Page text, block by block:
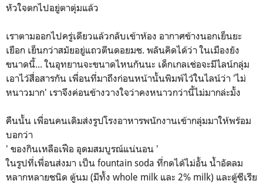
หัวใจตกไปอยู่ตาตุ่มแล้ว
เราตามออกไปครู่เดียวแล้วกลับเข้าห้อง อากาศข้างนอกเย็นยะ
เยือก เย็นกว่าสมัยอยู่แถวตีนดอยมช. พลันคิดได้ว่า ในเมืองยัง
ขนาดนี้... ในอุทยานจะขนาดไหนกันนะ เด็กเกลเช่อจะมีไลน์กลุ่ม
เอาไว้สื่อสารกัน เพื่อนที่มาถึงก่อนหน้านั้นพิมพ์ไว้ในไลน์ว่า 'ไม่
หนาวมาก' เราจึงค่อนข้างวางใจว่าคงหนาวกว่านี้ไม่มากล่ะมั้ง
คืนนั้น เพื่อนคนเดิมส่งรูปโรงอาหารพนักงานเข้ากลุ่มมาให้พร้อม
บอกว่า
' ของกินเหลือเฟือ อุดมสมบูรณ์แน่นอน '
ในรูปที่เพื่อนส่งมา เป็น fountain soda ที่กดได้ไม่อั้น น้ำอัดลม
หลากหลายชนิด ตู้นม (มีทั้ง whole milk และ 2% milk) และตู้ซีเรีย